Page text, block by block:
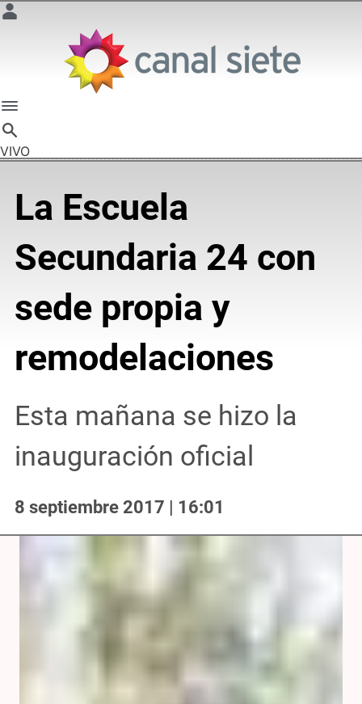
VIVO
La Escuela
Secundaria 24 con
sede propia y
remodelaciones
Esta mañana se hizo la
inauguración oficial
8 septiembre 2017 | 16:01